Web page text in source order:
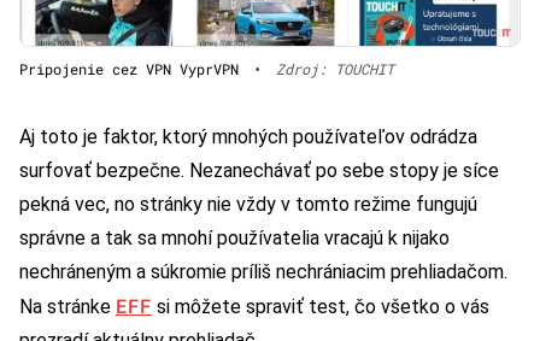
Pripojenie cez VPN VyprVPN • Zdroj: TOUCHIT
Aj toto je faktor, ktorý mnohých používateľov odrádza
surfovať bezpečne. Nezanechávať po sebe stopy je síce
pekná vec, no stránky nie vždy v tomto režime fungujú
správne a tak sa mnohí používatelia vracajú k nijako
nechráneným a súkromie príliš nechrániacim prehliadačom.
Na stránke EFF si môžete spraviť test, čo všetko o vás